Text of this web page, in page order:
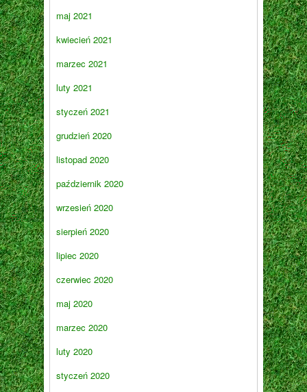
maj 2021
kwiecień 2021
marzec 2021
luty 2021
styczeń 2021
grudzień 2020
listopad 2020
październik 2020
wrzesień 2020
sierpień 2020
lipiec 2020
czerwiec 2020
maj 2020
marzec 2020
luty 2020
styczeń 2020